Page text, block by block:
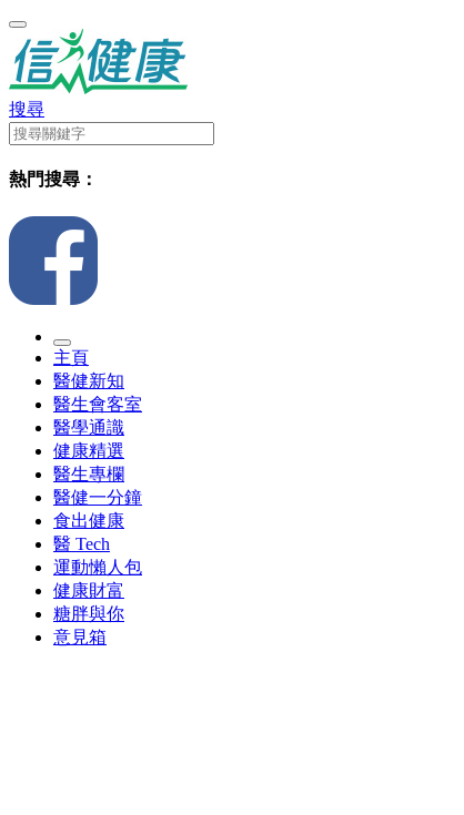
搜尋
熱門搜尋：
主頁
醫健新知
醫生會客室
醫學通識
健康精選
醫生專欄
醫健一分鐘
食出健康
醫 Tech
運動懶人包
健康財富
糖胖與你
意見箱